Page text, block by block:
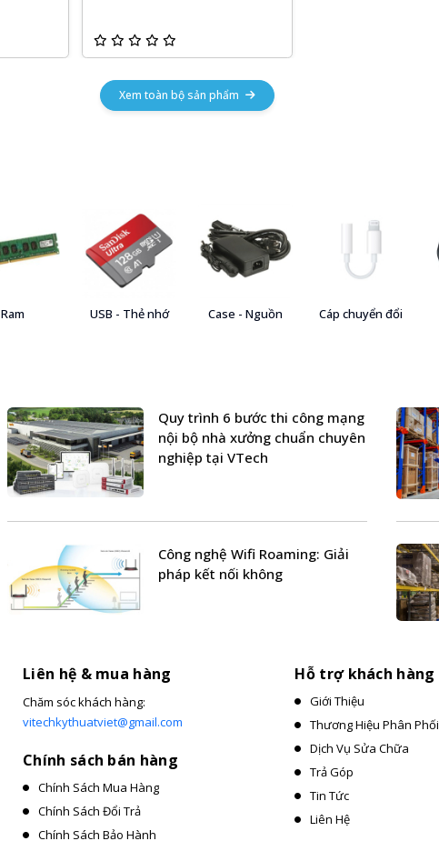
Xem toàn bộ sản phẩm
Ram USB - Thẻ nhớ Case - Nguồn Cáp chuyển đổi
Quy trình 6 bước thi công mạng
nội bộ nhà xưởng chuẩn chuyên
nghiệp tại VTech
Công nghệ Wifi Roaming: Giải
pháp kết nối không
Liên hệ & mua hàng
Chăm sóc khách hàng:
vitechkythuatviet@gmail.com
Chính sách bán hàng
Chính Sách Mua Hàng
Chính Sách Đổi Trả
Chính Sách Bảo Hành
Hỗ trợ khách hàng
Giới Thiệu
Thương Hiệu Phân Phối
Dịch Vụ Sửa Chữa
Trả Góp
Tin Tức
Liên Hệ